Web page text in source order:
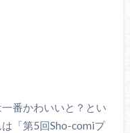
番かわいいと？とい
「第5回Sho-comiプ